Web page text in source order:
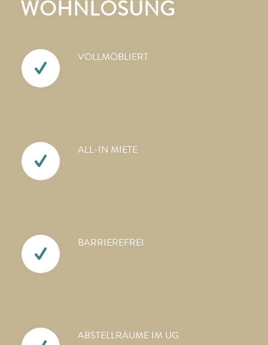
WOHNLÖSUNG
VOLLMÖBLIERT
ALL-IN MIETE
BARRIEREFREI
ABSTELLRÄUME IM UG